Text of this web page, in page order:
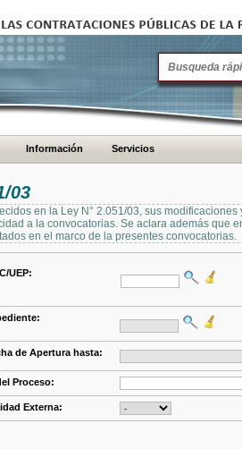
Información Servicios
03
en la Ley N° 2.051/03, sus modificaciones
a la convocatorias. Se aclara además que
en el marco de la presentes convocatorias.
UEP:
de Apertura hasta:
Proceso:
Externa: